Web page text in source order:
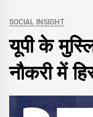
SOCIAL INSIGHT
यूपी के
नौकरी में